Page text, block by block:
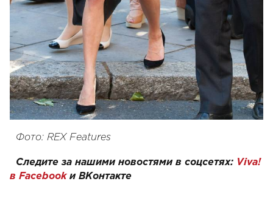
Фото: REX Features
Следите за нашими новостями в соцсетях: Viva!
в Facebookи ВКонтакте